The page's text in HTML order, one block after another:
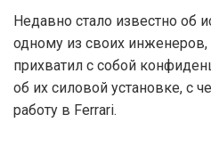
Недавно стало известно об
одному из своих
прихватил с собой
об их силовой установке, с
работу в Ferrari.